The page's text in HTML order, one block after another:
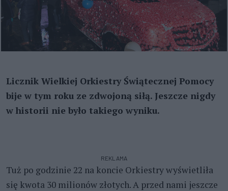
Licznik Wielkiej Orkiestry Świątecznej Pomocy
bije w tym roku ze zdwojoną siłą. Jeszcze nigdy
w historii nie było takiego wyniku.
REKLAMA
Tuż po godzinie 22 na koncie Orkiestry wyświetliła
się kwota 30 milionów złotych. A przed nami jeszcze